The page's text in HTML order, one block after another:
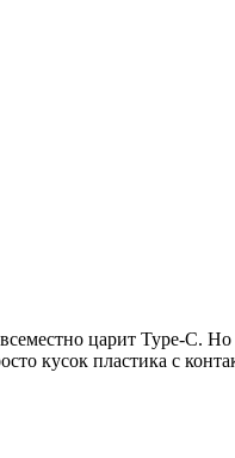
царит Type-C. Но
кусок пластика с